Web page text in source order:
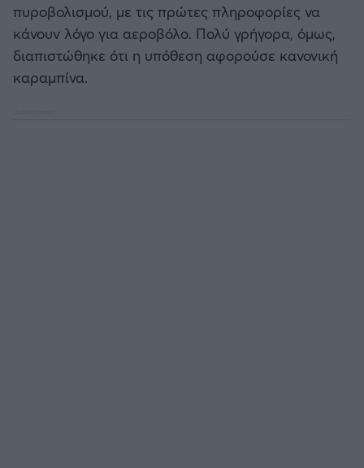
Μάντσεστερ Γιουνάιτεντ
Μάντσεστερ Σίτι
πυροβολισμού, με τις πρώτες πληροφορίες να
κάνουν λόγο για αεροβόλο. Πολύ γρήγορα, όμως,
διαπιστώθηκε ότι η υπόθεση αφορούσε κανονική
καραμπίνα.